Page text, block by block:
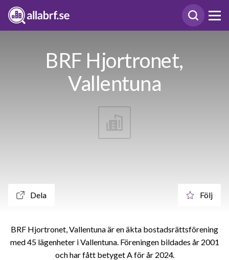
BRF Hjortronet,
Vallentuna
Dela Följ
BRF Hjortronet, Vallentuna är en äkta bostadsrättsförening
med 45 lägenheter i Vallentuna. Föreningen bildades år 2001
och har fått betyget A för år 2024